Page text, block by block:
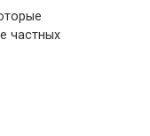
частных